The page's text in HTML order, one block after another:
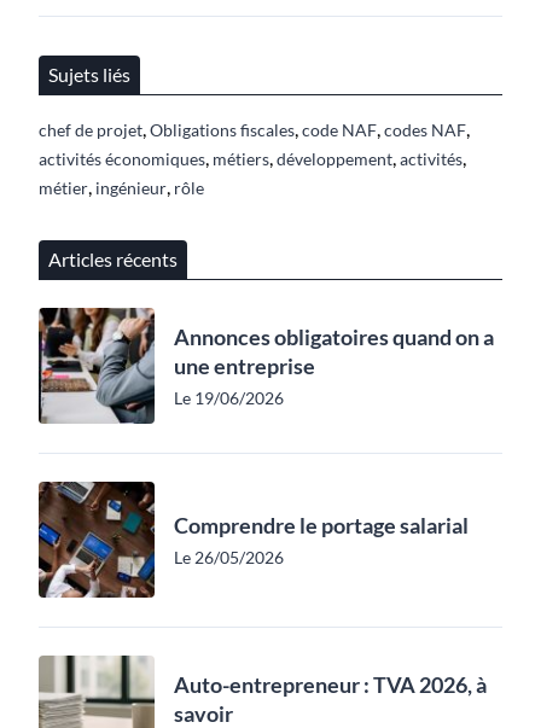
Sujets liés
chef de projet Obligations fiscales code NAF codes NAF
activités économiques métiers développement activités
métier ingénieur rôle
Articles récents
Annonces obligatoires quand on a
une entreprise
Le 19/06/2026
Comprendre le portage salarial
Le 26/05/2026
Auto-entrepreneur : TVA 2026, à
savoir